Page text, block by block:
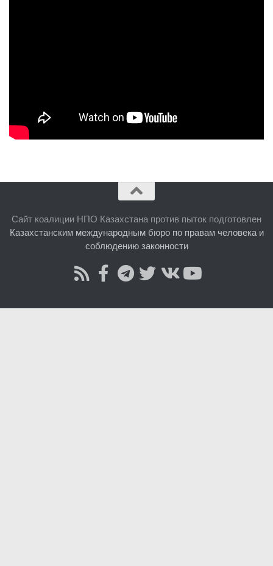
Сайт коалиции НПО Казахстана против пыток подготовлен
Казахстанским международным бюро по правам человека и
соблюдению законности